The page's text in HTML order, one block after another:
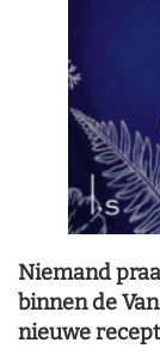
Niemand
binnen de
nieuwe